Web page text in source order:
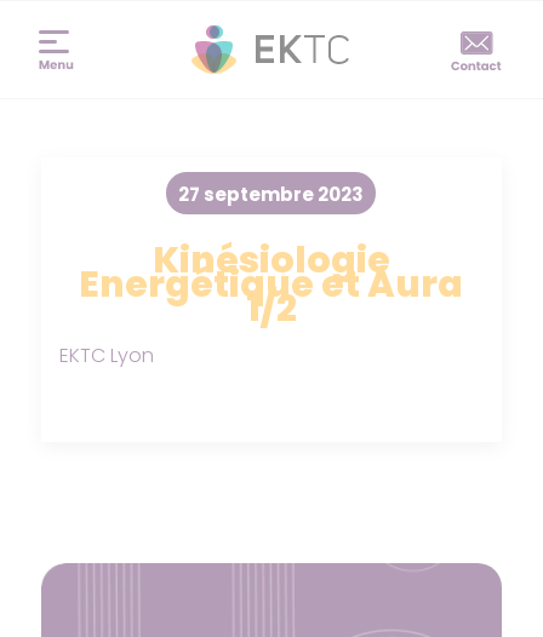
Kinésiologie
Energétique et Aura
1/2
27 septembre 2023
EKTC Lyon